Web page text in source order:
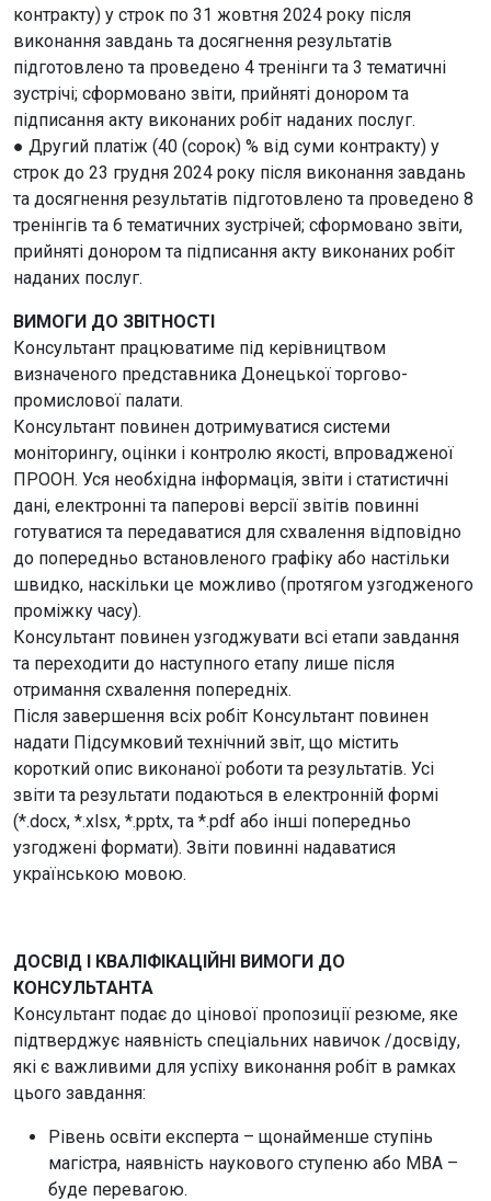
контракту) у строк по 31 жовтня 2024 року після
виконання завдань та досягнення результатів
підготовлено та проведено 4 тренінги та 3 тематичні
зустрічі; сформовано звіти, прийняті донором та
підписання акту виконаних робіт наданих послуг.
● Другий платіж (40 (сорок) % від суми контракту) у
строк до 23 грудня 2024 року після виконання завдань
та досягнення результатів підготовлено та проведено 8
тренінгів та 6 тематичних зустрічей; сформовано звіти,
прийняті донором та підписання акту виконаних робіт
наданих послуг.
ВИМОГИ ДО ЗВІТНОСТІ
Консультант працюватиме під керівництвом
визначеного представника Донецької торгово-
промислової палати.
Консультант повинен дотримуватися системи
моніторингу, оцінки і контролю якості, впровадженої
ПРООН. Уся необхідна інформація, звіти і статистичні
дані, електронні та паперові версії звітів повинні
готуватися та передаватися для схвалення відповідно
до попередньо встановленого графіку або настільки
швидко, наскільки це можливо (протягом узгодженого
проміжку часу).
Консультант повинен узгоджувати всі етапи завдання
та переходити до наступного етапу лише після
отримання схвалення попередніх.
Після завершення всіх робіт Консультант повинен
надати Підсумковий технічний звіт, що містить
короткий опис виконаної роботи та результатів. Усі
звіти та результати подаються в електронній формі
(*.docx, *.xlsx, *.pptx, та *.pdf або інші попередньо
узгоджені формати). Звіти повинні надаватися
українською мовою.
ДОСВІД І КВАЛІФІКАЦІЙНІ ВИМОГИ ДО
КОНСУЛЬТАНТА
Консультант подає до цінової пропозиції резюме, яке
підтверджує наявність спеціальних навичок /досвіду,
які є важливими для успіху виконання робіт в рамках
цього завдання:
Рівень освіти експерта – щонайменше ступінь
магістра, наявність наукового ступеню або MBA –
буде перевагою.